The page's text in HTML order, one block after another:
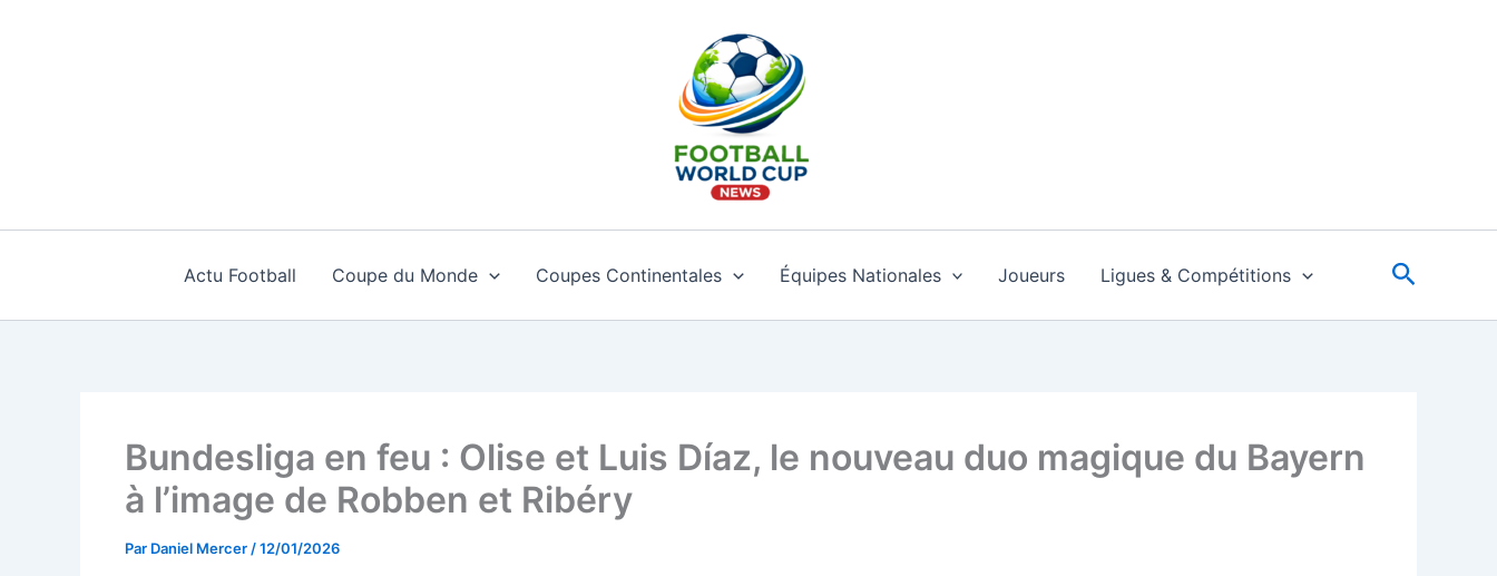
Actu Football Coupe du Monde Coupes Continentales Équipes Nationales Joueurs Ligues & Compétitions
Bundesliga en feu : Olise et Luis Díaz, le nouveau duo magique du Bayern
à l’image de Robben et Ribéry
Par Daniel Mercer /12/01/2026